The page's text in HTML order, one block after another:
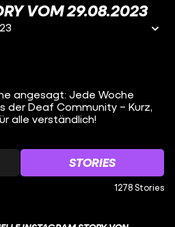
VOM 29.08.2023
angesagt: Jede Woche
der Deaf Community – Kurz,
alle verständlich!
STORIES
1278 Stories